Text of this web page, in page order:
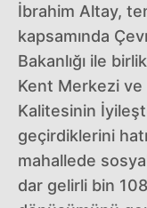
İbrahim Altay,
kapsamında
Bakanlığı ile
Kent Merkezi ve
Kalitesinin
geçirdiklerini
mahallede
dar gelirli bin